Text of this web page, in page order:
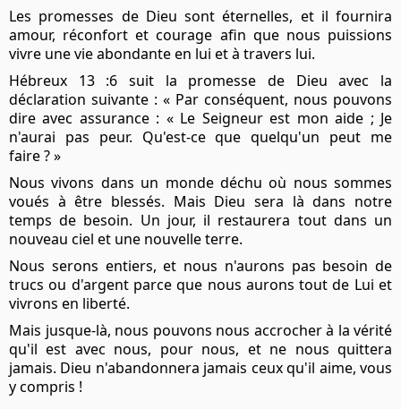
Les promesses de Dieu sont éternelles, et il fournira
amour, réconfort et courage afin que nous puissions
vivre une vie abondante en lui et à travers lui.
Hébreux 13 :6 suit la promesse de Dieu avec la
déclaration suivante : « Par conséquent, nous pouvons
dire avec assurance : « Le Seigneur est mon aide ; Je
n'aurai pas peur. Qu'est-ce que quelqu'un peut me
faire ? »
Nous vivons dans un monde déchu où nous sommes
voués à être blessés. Mais Dieu sera là dans notre
temps de besoin. Un jour, il restaurera tout dans un
nouveau ciel et une nouvelle terre.
Nous serons entiers, et nous n'aurons pas besoin de
trucs ou d'argent parce que nous aurons tout de Lui et
vivrons en liberté.
Mais jusque-là, nous pouvons nous accrocher à la vérité
qu'il est avec nous, pour nous, et ne nous quittera
jamais. Dieu n'abandonnera jamais ceux qu'il aime, vous
y compris !